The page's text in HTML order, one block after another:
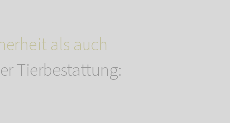
als auch
Tierbestattung: